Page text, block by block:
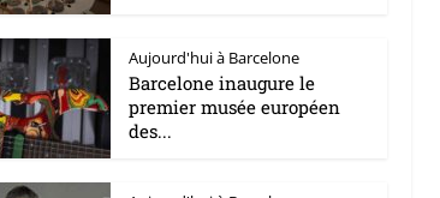
Aujourd'hui à Barcelone
Barcelone inaugure le
premier musée européen
des...